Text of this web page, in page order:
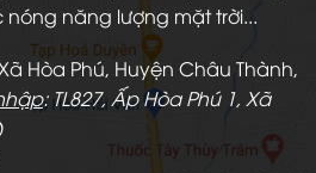
năng lượng mặt trời...
Hòa Phú, Huyện Châu Thành,
: TL827, Ấp Hòa Phú 1, Xã